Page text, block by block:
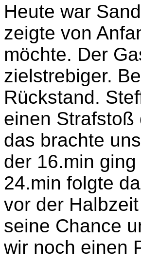
Heute war
zeigte von
möchte. Der
zielstrebiger.
Rückstand.
einen Strafstoß
das brachte
der 16.min
24.min folgte
vor der
seine Chance
wir noch einen